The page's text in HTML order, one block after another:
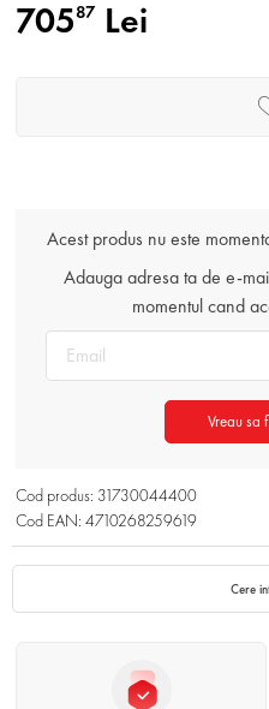
70587 Lei
Acest produs nu este
Adauga adresa ta de e-
momentul cand
Vreau sa
Cod produs: 31730044400
Cod EAN: 4710268259619
Cere